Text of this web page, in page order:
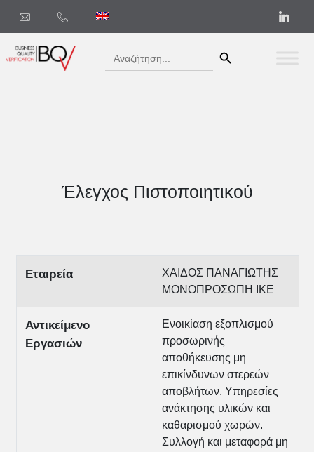
Search
for:
Έλεγχος Πιστοποιητικού
Εταιρεία
ΧΑΙΔΟΣ ΠΑΝΑΓΙΩΤΗΣ
ΜΟΝΟΠΡΟΣΩΠΗ ΙΚΕ
Αντικείμενο
Εργασιών
Ενοικίαση εξοπλισμού
προσωρινής
αποθήκευσης μη
επικίνδυνων στερεών
αποβλήτων. Υπηρεσίες
ανάκτησης υλικών και
καθαρισμού χωρών.
Συλλογή και μεταφορά μη